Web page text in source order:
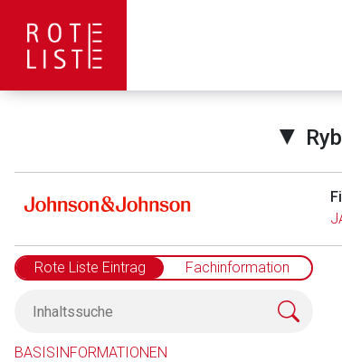
▼
Rote Liste Eintrag Fachinformation
BASISINFORMATIONEN
Aufruf